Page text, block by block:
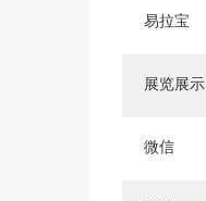
易拉宝
展览展示
微信